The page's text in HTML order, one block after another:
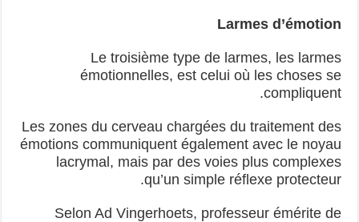
Larmes d’émotion
Le troisième type de larmes, les larmes
émotionnelles, est celui où les choses se
compliquent.
Les zones du cerveau chargées du traitement des
émotions communiquent également avec le noyau
lacrymal, mais par des voies plus complexes
qu’un simple réflexe protecteur.
Selon Ad Vingerhoets, professeur émérite de